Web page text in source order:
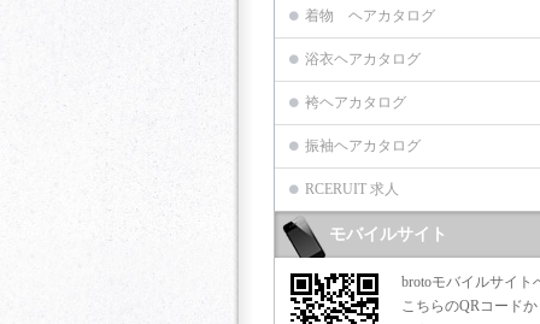
着物 ヘアカタログ
浴衣ヘアカタログ
袴ヘアカタログ
振袖ヘアカタログ
RCERUIT 求人
モバイルサイト
brotoモバイルサイト
こちらのQRコード